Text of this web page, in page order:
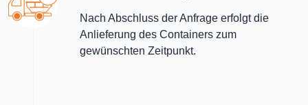
Nach Abschluss der Anfrage erfolgt die
Anlieferung des Containers zum
gewünschten Zeitpunkt.